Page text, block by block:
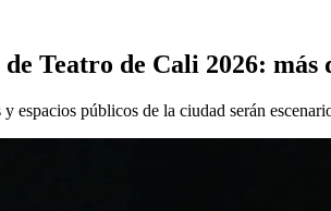
Teatro de Cali 2026: más
espacios públicos de la ciudad serán